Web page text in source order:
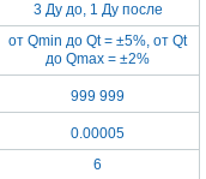
3 Ду до, 1 Ду после
от Qmin до Qt = ±5%, от Qt
до Qmax = ±2%
999 999
0.00005
6